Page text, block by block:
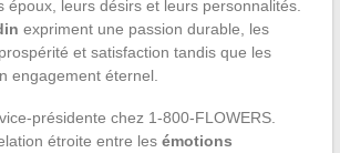
époux, leurs désirs et leurs personnalités.
expriment une passion durable, les
et satisfaction tandis que les
engagement éternel.
présidente chez 1-800-FLOWERS.
étroite entre les émotions